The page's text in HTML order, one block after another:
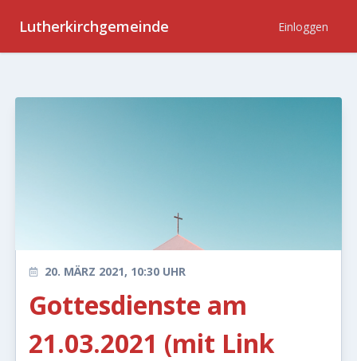
Lutherkirchgemeinde Einloggen
20. MÄRZ 2021, 10:30 UHR
Gottesdienste am
21.03.2021 (mit Link